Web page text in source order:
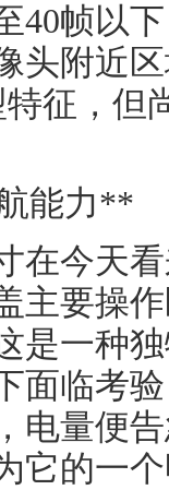
40帧以
头附近
征，但
能力**
在今天
主要操
是一种
面临考
电量便
它的一